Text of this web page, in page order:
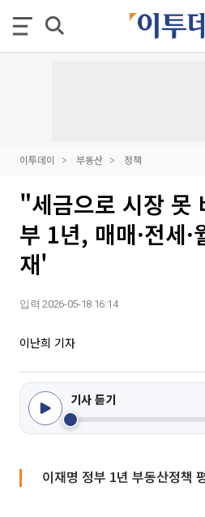
이투데이 부동산 정책
"세금으로 시장
부 1년, 매매·전세
재'
입력 2026-05-18 16:14
이난희 기자
기사 듣기
이재명 정부 1년 부동산정책